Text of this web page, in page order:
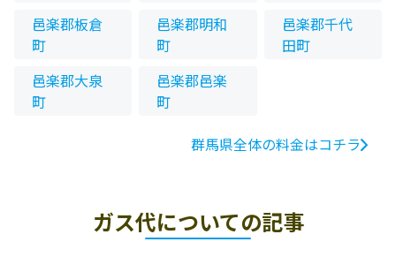
邑楽郡板倉
町
邑楽郡明和
町
邑楽郡千代
田町
邑楽郡大泉
町
邑楽郡邑楽
町
群馬県全体の料金はコチラ
ガス代についての記事